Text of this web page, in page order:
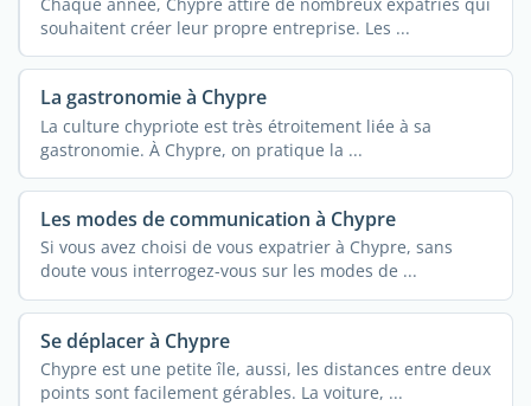
souhaitent créer leur propre entreprise. Les ...
La gastronomie à Chypre
La culture chypriote est très étroitement liée à sa
gastronomie. À Chypre, on pratique la ...
Les modes de communication à Chypre
Si vous avez choisi de vous expatrier à Chypre, sans
doute vous interrogez-vous sur les modes de ...
Se déplacer à Chypre
Chypre est une petite île, aussi, les distances entre deux
points sont facilement gérables. La voiture, ...